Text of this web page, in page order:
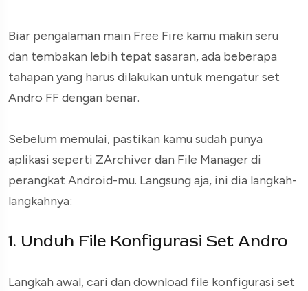
Biar pengalaman main Free Fire kamu makin seru
dan tembakan lebih tepat sasaran, ada beberapa
tahapan yang harus dilakukan untuk mengatur set
Andro FF dengan benar.
Sebelum memulai, pastikan kamu sudah punya
aplikasi seperti ZArchiver dan File Manager di
perangkat Android-mu. Langsung aja, ini dia langkah-
langkahnya:
1. Unduh File Konfigurasi Set Andro
Langkah awal, cari dan download file konfigurasi set